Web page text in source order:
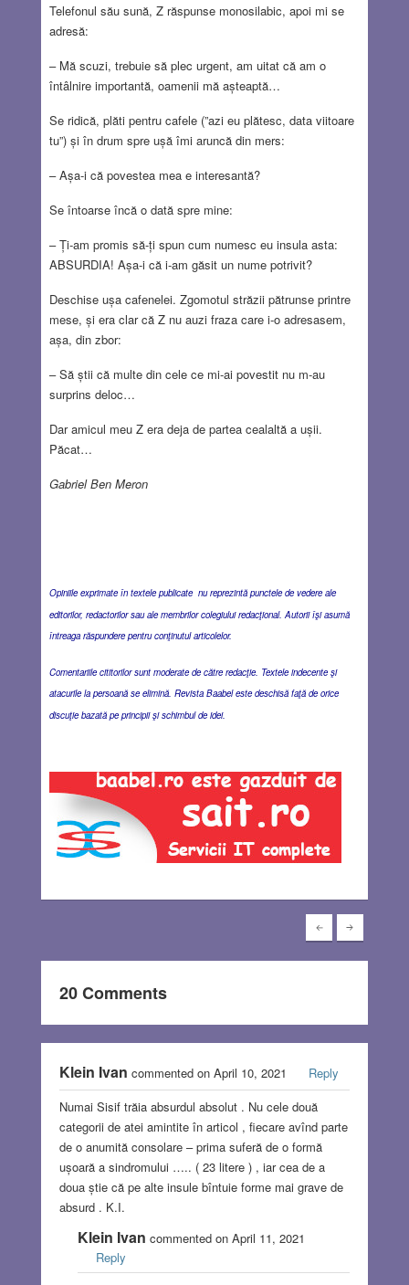
Telefonul său sună, Z răspunse monosilabic, apoi mi se
adresă:
– Mă scuzi, trebuie să plec urgent, am uitat că am o
întâlnire importantă, oamenii mă așteaptă…
Se ridică, plăti pentru cafele (”azi eu plătesc, data viitoare
tu”) și în drum spre ușă îmi aruncă din mers:
– Așa-i că povestea mea e interesantă?
Se întoarse încă o dată spre mine:
– Ți-am promis să-ți spun cum numesc eu insula asta:
ABSURDIA! Așa-i că i-am găsit un nume potrivit?
Deschise ușa cafenelei. Zgomotul străzii pătrunse printre
mese, și era clar că Z nu auzi fraza care i-o adresasem,
așa, din zbor:
– Să știi că multe din cele ce mi-ai povestit nu m-au
surprins deloc…
Dar amicul meu Z era deja de partea cealaltă a ușii.
Păcat…
Gabriel Ben Meron
Opiniile exprimate în textele publicate nu reprezintă punctele de vedere ale
editorilor, redactorilor sau ale membrilor colegiului redacţional. Autorii îşi asumă
întreaga răspundere pentru conţinutul articolelor.
Comentariile cititorilor sunt moderate de către redacţie. Textele indecente şi
atacurile la persoană se elimină. Revista Baabel este deschisă faţă de orice
discuţie bazată pe principii şi schimbul de idei.
20 Comments
Klein Ivan commented on April 10, 2021
Reply
Numai Sisif trăia absurdul absolut . Nu cele două
categorii de atei amintite în articol , fiecare avînd parte
de o anumită consolare – prima suferă de o formă
ușoară a sindromului ….. ( 23 litere ) , iar cea de a
doua știe că pe alte insule bîntuie forme mai grave de
absurd . K.I.
Klein Ivan commented on April 11, 2021
Reply